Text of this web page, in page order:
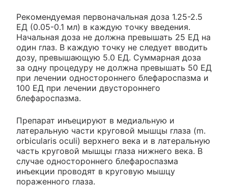
Рекомендуемая первоначальная доза 1.25-2.5
ЕД (0.05-0.1 мл) в каждую точку введения.
Начальная доза не должна превышать 25 ЕД на
один глаз. В каждую точку не следует вводить
дозу, превышающую 5.0 ЕД. Суммарная доза
за одну процедуру не должна превышать 50 ЕД
при лечении одностороннего блефароспазма и
100 ЕД при лечении двустороннего
блефароспазма.
Препарат инъецируют в медиальную и
латеральную части круговой мышцы глаза (m.
orbicularis oculi) верхнего века и в латеральную
часть круговой мышцы глаза нижнего века. В
случае одностороннего блефароспазма
инъекции проводят в круговую мышцу
пораженного глаза.